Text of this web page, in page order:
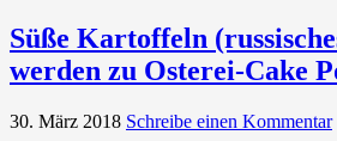
Süße Kartoffeln
werden zu Osterei-Cake
30. März 2018 Schreibe einen Kommentar